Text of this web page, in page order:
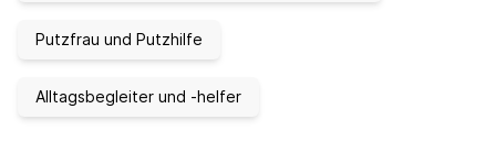
Putzfrau und Putzhilfe
Alltagsbegleiter und -helfer